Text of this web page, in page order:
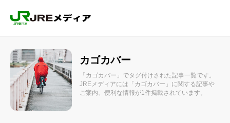
カゴカバー
「カゴカバー」でタグ付けされた記事一覧です。
JREメディアには「カゴカバー」に関する記事や
ご案内、便利な情報が1件掲載されています。